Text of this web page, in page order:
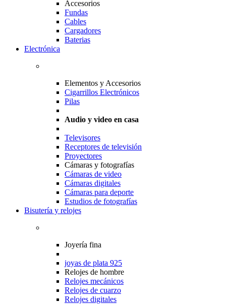
Accesorios
Fundas
Cables
Cargadores
Baterias
Electrónica
Elementos y Accesorios
Cigarrillos Electrónicos
Pilas
Audio y video en casa
Televisores
Receptores de televisión
Proyectores
Cámaras y fotografías
Cámaras de video
Cámaras digitales
Cámaras para deporte
Estudios de fotografías
Bisutería y relojes
Joyería fina
joyas de plata 925
Relojes de hombre
Relojes mecánicos
Relojes de cuarzo
Relojes digitales